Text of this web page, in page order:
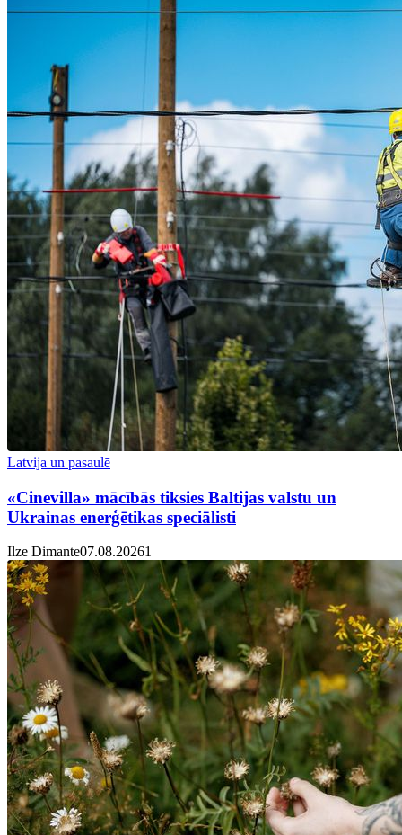
Latvija un pasaulē
«Cinevilla» mācībās tiksies Baltijas valstu un
Ukrainas enerģētikas speciālisti
Ilze Dimante07.08.20261